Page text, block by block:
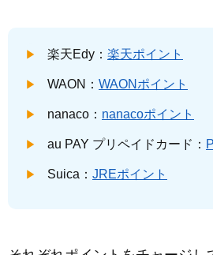
楽天Edy： 楽天ポイント
WAON： WAONポイント
nanaco： nanacoポイント
au PAY プリペイドカード：
Suica： JREポイント